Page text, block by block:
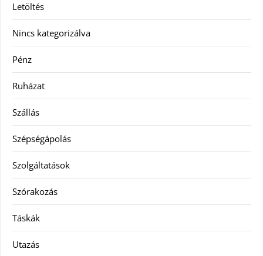
Letöltés
Nincs kategorizálva
Pénz
Ruházat
Szállás
Szépségápolás
Szolgáltatások
Szórakozás
Táskák
Utazás